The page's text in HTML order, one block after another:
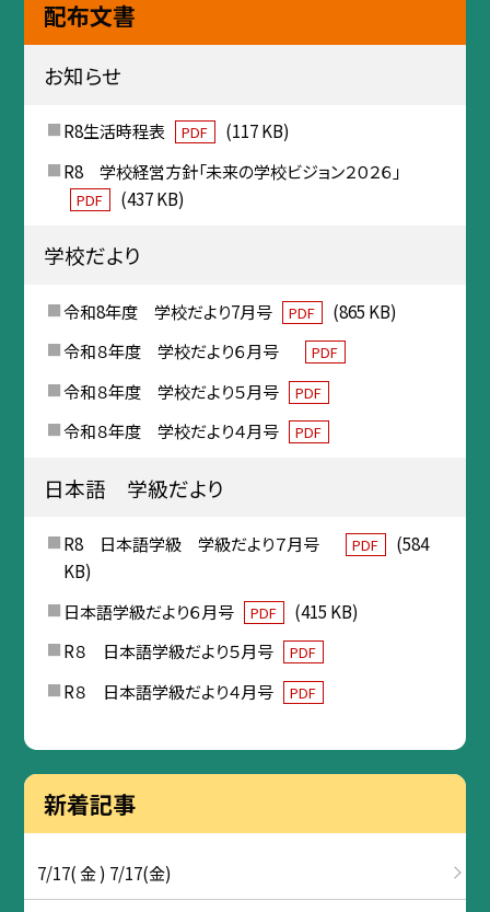
配布文書
お知らせ
R8生活時程表 PDF
(117 KB)
R8 学校経営方針「未来の学校ビジョン２０２６」
PDF (437 KB)
学校だより
令和8年度 学校だより7月号 PDF
(865 KB)
令和８年度 学校だより６月号
PDF
令和８年度 学校だより５月号 PDF
令和８年度 学校だより４月号 PDF
日本語 学級だより
R8 日本語学級 学級だより７月号 PDF
(584
KB)
日本語学級だより６月号
PDF
(415 KB)
R８ 日本語学級だより５月号
PDF
R８ 日本語学級だより４月号 PDF
新着記事
7/17( 金 ) 7/17(金)